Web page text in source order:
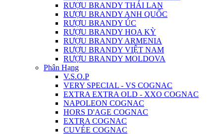
RƯỢU BRANDY THÁI LAN
RƯỢU BRANDY ANH QUỐC
RƯỢU BRANDY ÚC
RƯỢU BRANDY HOA KỲ
RƯỢU BRANDY ARMENIA
RƯỢU BRANDY VIỆT NAM
RƯỢU BRANDY MOLDOVA
Phân Hạng
V.S.O.P
VERY SPECIAL - VS COGNAC
EXTRA EXTRA OLD - XXO COGNAC
NAPOLEON COGNAC
HORS D'AGE COGNAC
EXTRA COGNAC
CUVÉE COGNAC